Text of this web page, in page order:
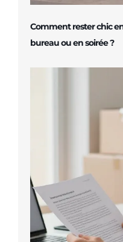
Comment rester chic
bureau ou en soirée ?